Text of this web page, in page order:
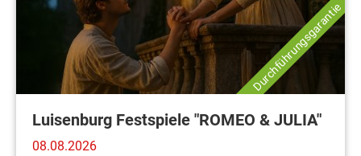
Durchführungsgarantie
Luisenburg Festspiele "ROMEO & JULIA"
08.08.2026